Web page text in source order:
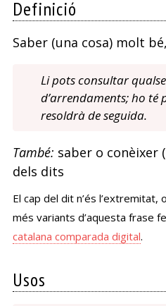
Definició
Saber (una cosa) molt
Li pots consultar
d’arrendaments; ho té
resoldrà de seguida.
També: saber o conèixer
dels dits
El cap del dit n’és l’extremitat,
més variants d’aquesta frase
catalana comparada digital.
Usos